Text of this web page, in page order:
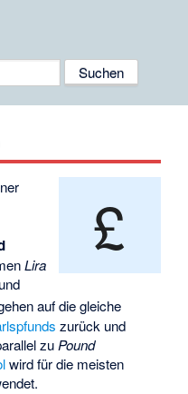
£
Lira
auf die gleiche
zurück und
zuPound
wird für die meisten